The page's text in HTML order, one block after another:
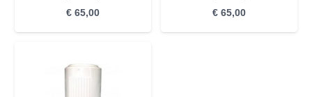
€ 65,00
€ 65,00